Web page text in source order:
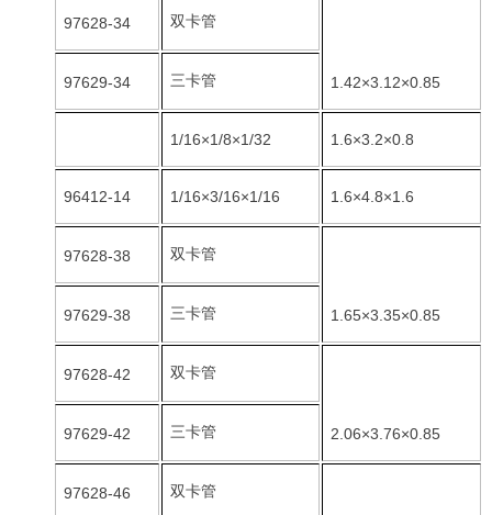
97628-34 双卡管
1.42×3.12×0.85
97629-34 三卡管
1/16×1/8×1/32 1.6×3.2×0.8
96412-14 1/16×3/16×1/16 1.6×4.8×1.6
97628-38 双卡管
1.65×3.35×0.85
97629-38 三卡管
97628-42 双卡管
2.06×3.76×0.85
97629-42 三卡管
97628-46 双卡管